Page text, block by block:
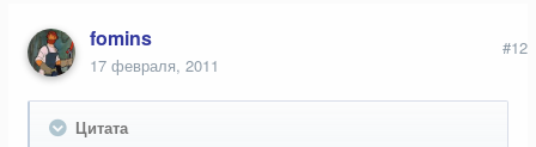
fomins
17 февраля, 2011
#12
Цитата